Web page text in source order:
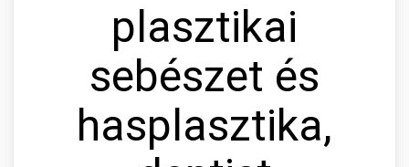
plasztikai
sebészet és
hasplasztika,